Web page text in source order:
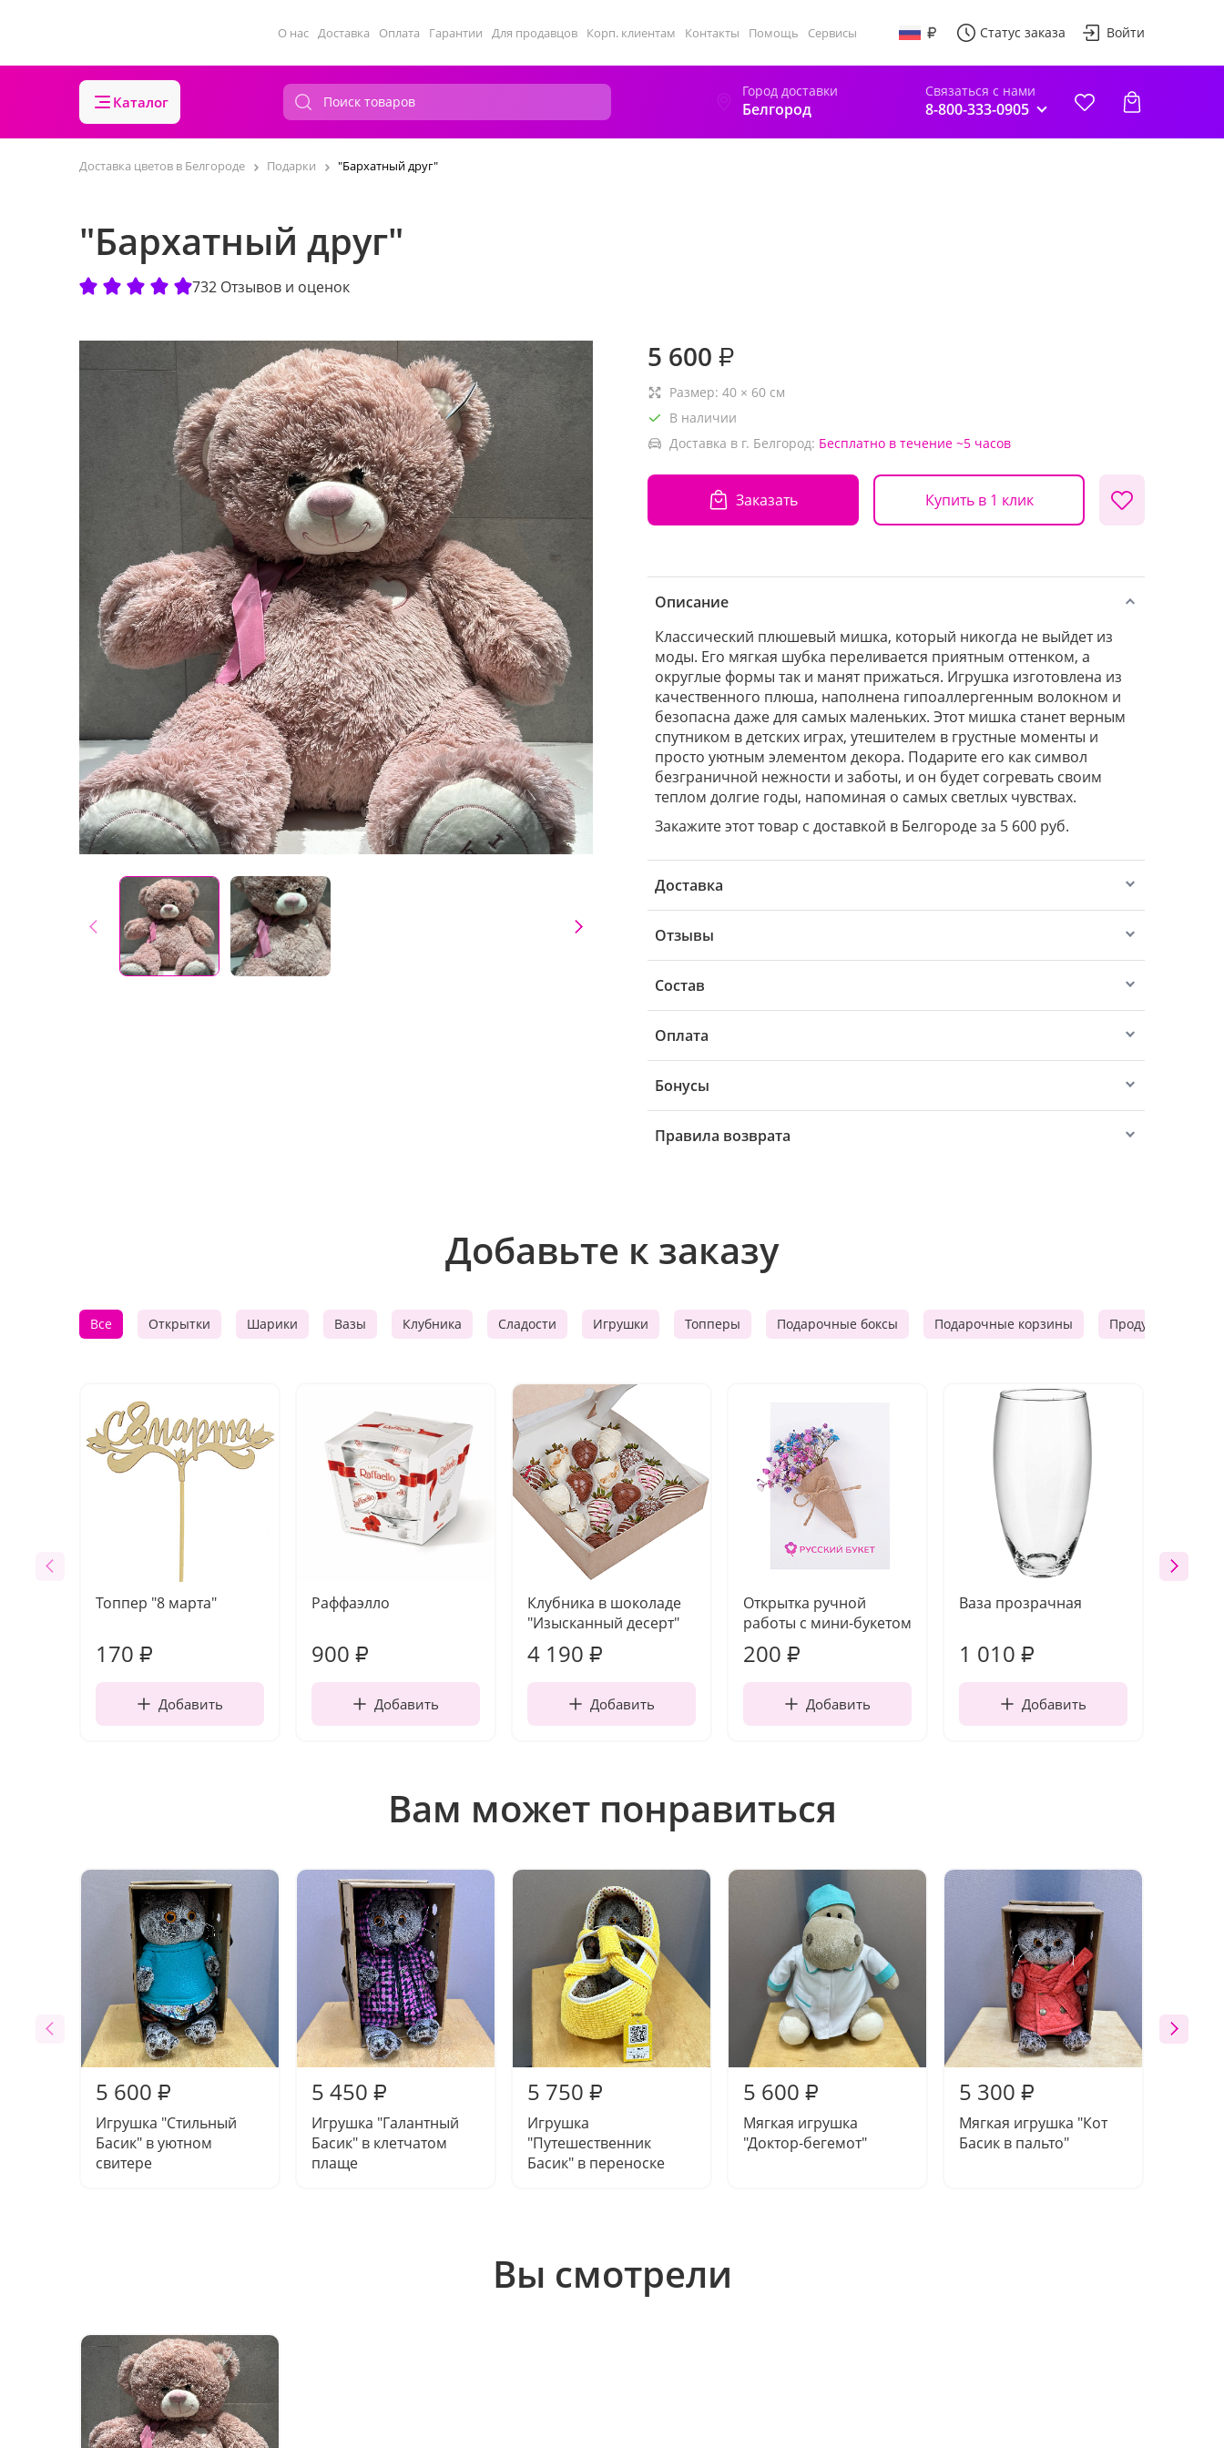
О нас Доставка Оплата Гарантии Для продавцов Корп. клиентам Контакты Помощь Сервисы Статус заказа Войти
Каталог
Город доставки
Белгород
Связаться с нами
8-800-333-0905
Доставка цветов в Белгороде Подарки "Бархатный друг"
"Бархатный друг"
732 Отзывов и оценок
5 600 ₽
Размер: 40 × 60 см
В наличии
Доставка в г. Белгород: Бесплатно в течение ~5 часов
Заказать Купить в 1 клик
Описание
Классический плюшевый мишка, который никогда не выйдет из
моды. Его мягкая шубка переливается приятным оттенком, а
округлые формы так и манят прижаться. Игрушка изготовлена из
качественного плюша, наполнена гипоаллергенным волокном и
безопасна даже для самых маленьких. Этот мишка станет верным
спутником в детских играх, утешителем в грустные моменты и
просто уютным элементом декора. Подарите его как символ
безграничной нежности и заботы, и он будет согревать своим
теплом долгие годы, напоминая о самых светлых чувствах.
Закажите этот товар с доставкой в Белгороде за 5 600 руб.
Доставка
Отзывы
Состав
Оплата
Бонусы
Правила возврата
Добавьте к заказу
Все Открытки Шарики Вазы Клубника Сладости Игрушки Топперы Подарочные боксы Подарочные корзины Продуктовые
Топпер "8 марта"
170 ₽
Добавить
Раффаэлло
900 ₽
Добавить
Клубника в шоколаде
"Изысканный десерт"
4 190 ₽
Добавить
Открытка ручной
работы с мини-букетом
200 ₽
Добавить
Ваза прозрачная
1 010 ₽
Добавить
Вам может понравиться
5 600 ₽
Игрушка "Стильный
Басик" в уютном
свитере
5 450 ₽
Игрушка "Галантный
Басик" в клетчатом
плаще
5 750 ₽
Игрушка
"Путешественник
Басик" в переноске
5 600 ₽
Мягкая игрушка
"Доктор-бегемот"
5 300 ₽
Мягкая игрушка "Кот
Басик в пальто"
Вы смотрели